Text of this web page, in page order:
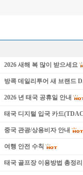
2026 새해 복 많이 받으세요
방콕 데일리투어 새 브랜드
2026 년 태국 공휴일 안내
태국 디지털 입국 카드
중국 관광/상용비자 안내
여행 안전 수칙
태국 골프장 이용방법 총정리